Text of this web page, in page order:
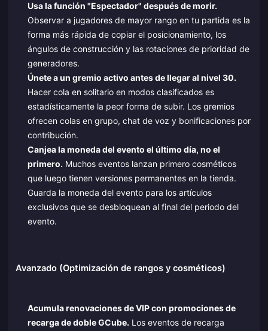
Usa la función "Espectador" después de morir.
Observar a jugadores de mayor rango en tu partida es la
forma más rápida de copiar el posicionamiento, los
ángulos de construcción y las rotaciones de prioridad de
generadores.
Únete a un gremio activo antes de llegar al nivel 30.
Hacer cola en solitario en modos clasificados es
estadísticamente la peor forma de subir. Los gremios
ofrecen colas en grupo, chat de voz y bonificaciones por
contribución.
Canjea la moneda del evento el último día, no el
primero. Muchos eventos lanzan primero cosméticos
que luego tienen versiones permanentes en la tienda.
Guarda la moneda del evento para los artículos
exclusivos que se desbloquean al final del periodo del
evento.
Avanzado (Optimización de rangos y cosméticos)
Acumula renovaciones de VIP con promociones de
recarga de doble GCube. Los eventos de recarga